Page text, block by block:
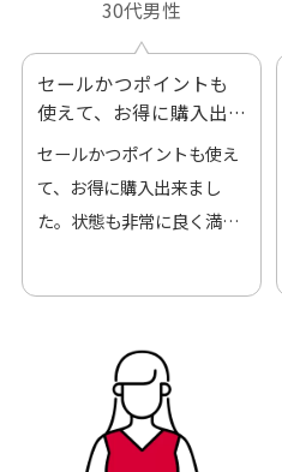
30代男性
セールかつポイントも
使えて、お得に購入出
来ました
セールかつポイントも使え
て、お得に購入出来まし
た。状態も非常に良く満足